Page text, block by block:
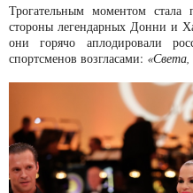
Трогательным моментом
стороны легендарных Донни и
они горячо аплодировали
спортсменов возгласами: «Света,